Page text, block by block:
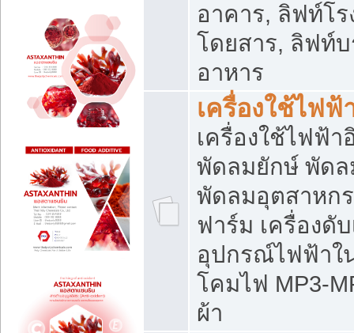
อาคาร, ลิฟท์โ
โดยสาร, ลิฟท์
อาหาร
เครื่องใช้ไฟฟ้
เครื่องใช้ไฟฟ้า
พัดลมยักษ์ พัด
พัดลมอุตสาหก
ฟาร์ม เครื่องดั
อุปกรณ์ไฟฟ้าใ
โคมไฟ MP3-
ผ้า